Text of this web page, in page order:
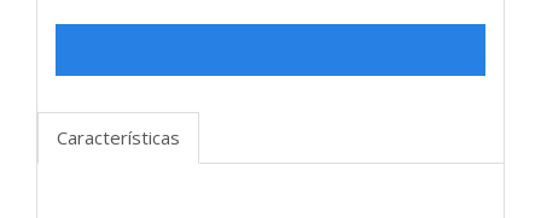
Características